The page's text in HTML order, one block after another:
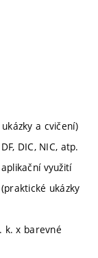
a cvičení)
DIC, NIC, atp.
využití
ukázky
k. x barevné